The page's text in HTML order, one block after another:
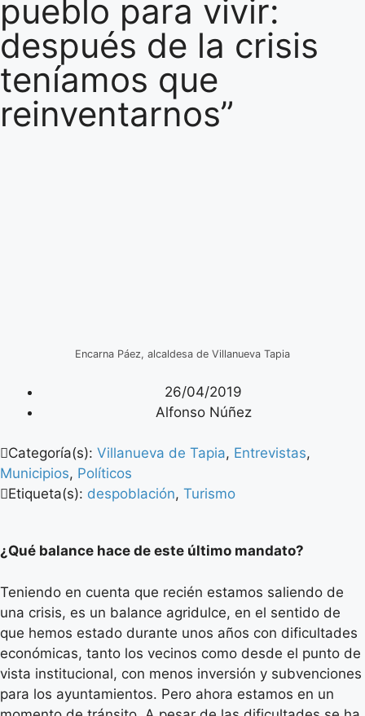
pueblo para vivir:
después de la crisis
teníamos que
reinventarnos”
Encarna Páez, alcaldesa de Villanueva Tapia
26/04/2019
Alfonso Núñez
Categoría(s): Villanueva de Tapia, Entrevistas,
Municipios, Políticos
Etiqueta(s): despoblación, Turismo
¿Qué balance hace de este último mandato?
Teniendo en cuenta que recién estamos saliendo de
una crisis, es un balance agridulce, en el sentido de
que hemos estado durante unos años con dificultades
económicas, tanto los vecinos como desde el punto de
vista institucional, con menos inversión y subvenciones
para los ayuntamientos. Pero ahora estamos en un